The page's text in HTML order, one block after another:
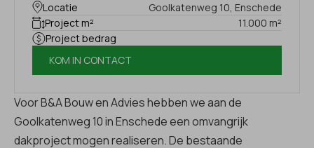
Voor B&A Bouw en Advies hebben we aan de
Goolkatenweg 10 in Enschede een omvangrijk
dakproject mogen realiseren. De bestaande
Locatie
Goolkatenweg 10, Enschede
Project m²
11.000 m²
Project bedrag
KOM IN CONTACT